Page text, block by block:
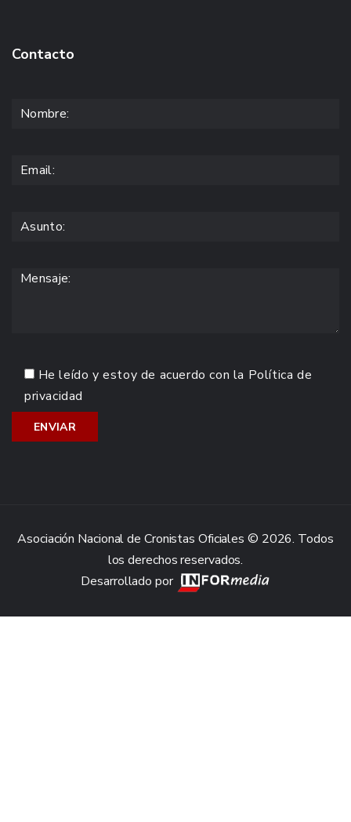
Contacto
He leído y estoy de acuerdo con la Política de
privacidad
Asociación Nacional de Cronistas Oficiales © 2026. Todos
los derechos reservados.
Desarrollado por